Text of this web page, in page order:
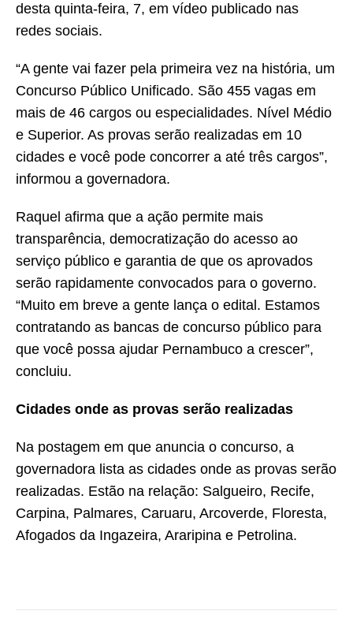
desta quinta-feira, 7, em vídeo publicado nas
redes sociais.
“A gente vai fazer pela primeira vez na história, um
Concurso Público Unificado. São 455 vagas em
mais de 46 cargos ou especialidades. Nível Médio
e Superior. As provas serão realizadas em 10
cidades e você pode concorrer a até três cargos”,
informou a governadora.
Raquel afirma que a ação permite mais
transparência, democratização do acesso ao
serviço público e garantia de que os aprovados
serão rapidamente convocados para o governo.
“Muito em breve a gente lança o edital. Estamos
contratando as bancas de concurso público para
que você possa ajudar Pernambuco a crescer”,
concluiu.
Cidades onde as provas serão realizadas
Na postagem em que anuncia o concurso, a
governadora lista as cidades onde as provas serão
realizadas. Estão na relação: Salgueiro, Recife,
Carpina, Palmares, Caruaru, Arcoverde, Floresta,
Afogados da Ingazeira, Araripina e Petrolina.